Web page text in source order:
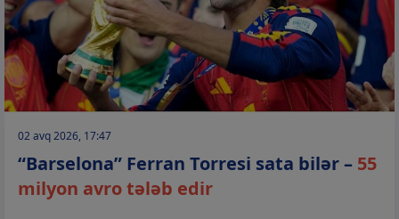
02 avq 2026, 17:47
“Barselona” Ferran Torresi sata bilər – 55
milyon avro tələb edir